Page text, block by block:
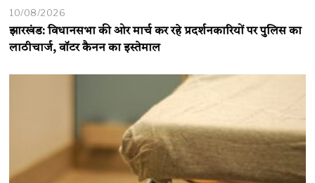
10/08/2026
झारखंड: विधानसभा की ओर मार्च कर रहे प्रदर्शनकारियों पर पुलिस का
लाठीचार्ज, वॉटर कैनन का इस्तेमाल